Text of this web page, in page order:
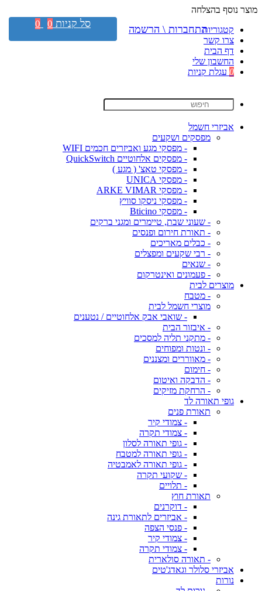
מוצר נוסף בהצלחה
קטגוריות
צרו קשר
דף הבית
החשבון שלי
0 עגלת קניות
אביזרי חשמל
מפסקים ושקעים
- מפסקי מגע ואביזרים חכמים WIFI
- מפסקים אלחוטיים QuickSwitch
- מפסקי טאצ' ( מגע )
- מפסקי UNICA
- מפסקי ARKE VIMAR
- מפסקי ניסקו סוויץ
- מפסקי Bticino
- שעוני שבת, טיימרים ומגני ברקים
- תאורת חירום ופנסים
- כבלים מאריכים
- רבי שקעים ומפצלים
- שנאים
- פעמונים ואינטרקום
מוצרים לבית
- מטבח
מוצרי חשמל לבית
- שואבי אבק אלחוטיים / נטענים
- איבזור הבית
- מתקני תליה למסכים
- ונטות ומפוחים
- מאווררים ומצננים
- חימום
- הדבקה ואיטום
- הרחקת מזיקים
גופי תאורה לד
תאורת פנים
- צמודי קיר
- צמודי תקרה
- גופי תאורה לסלון
- גופי תאורה למטבח
- גופי תאורה לאמבטיה
- שקועי תקרה
- תלויים
תאורת חוץ
- דוקרנים
- אביזרים לתאורת גינה
- פנסי הצפה
- צמודי קיר
- צמודי תקרה
- תאורה סולארית
אביזרי סלולר וגאדג'טים
נורות
התחברות \ הרשמה סל קניות 0
0